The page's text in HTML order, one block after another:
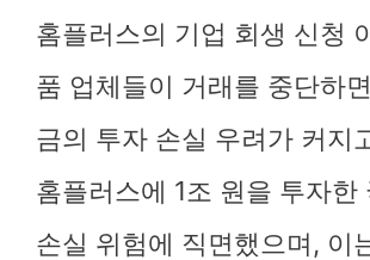
홈플러스의 기업 회생 신청
품 업체들이 거래를 중단하
금의 투자 손실 우려가 커지
홈플러스에 1조 원을 투자한
손실 위험에 직면했으며, 이